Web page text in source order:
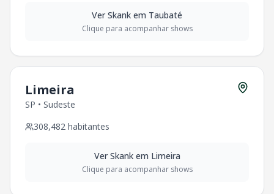
VerSkank em Taubaté
Clique para acompanhar shows
Limeira
SP • Sudeste
308,482 habitantes
VerSkankem Limeira
Clique para acompanhar shows